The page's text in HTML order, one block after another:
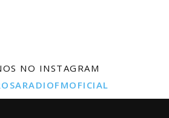
NO INSTAGRAM